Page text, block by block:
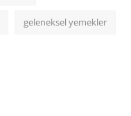
geleneksel yemekler